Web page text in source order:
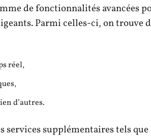
de fonctionnalités avancées
Parmi celles-ci, on trouve
réel,
d’autres.
services supplémentaires tels